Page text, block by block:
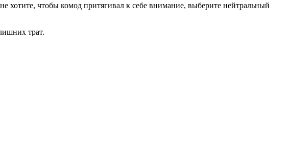
хотите, чтобы комод притягивал к себе внимание, выберите нейтральный
трат.